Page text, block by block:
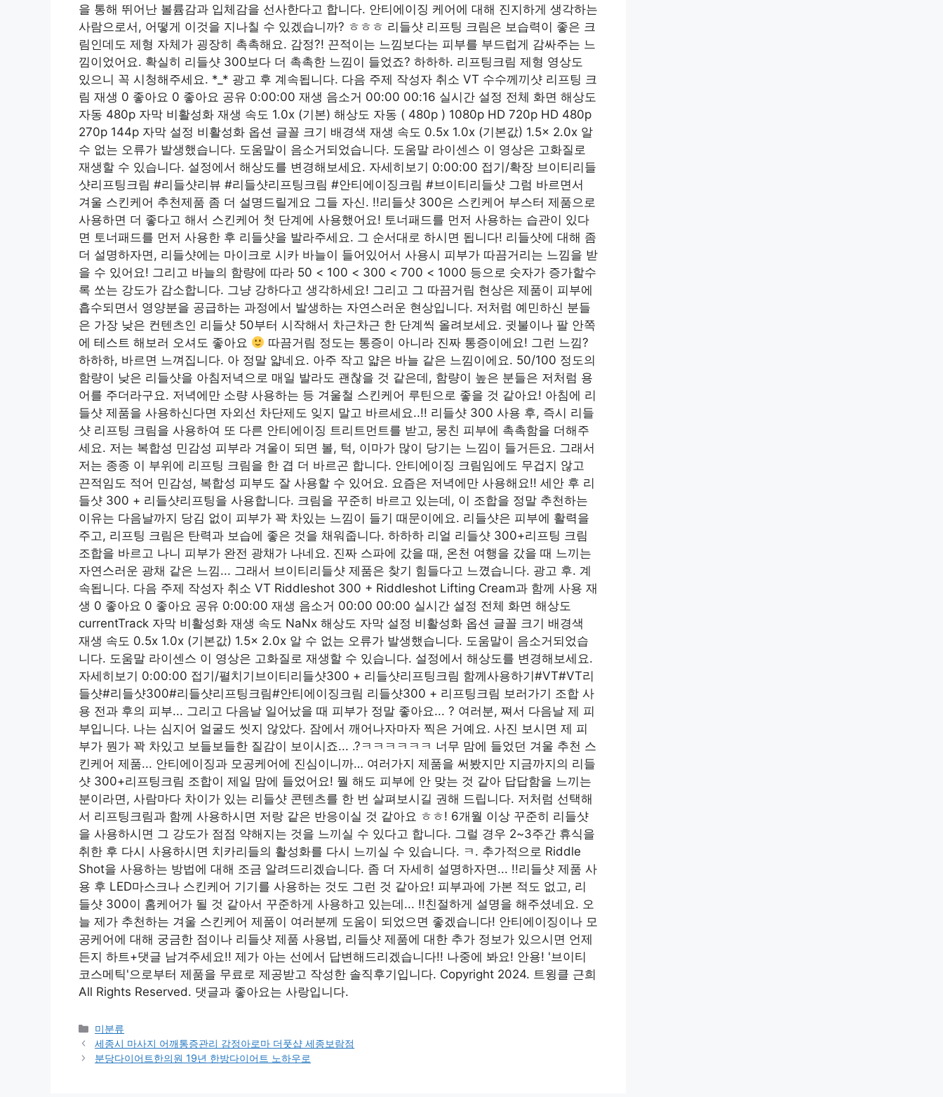
을 통해 뛰어난 볼륨감과 입체감을 선사한다고 합니다. 안티에이징 케어에 대해 진지하게 생각하는
사람으로서, 어떻게 이것을 지나칠 수 있겠습니까? ㅎㅎㅎ 리들샷 리프팅 크림은 보습력이 좋은 크
림인데도 제형 자체가 굉장히 촉촉해요. 감정?! 끈적이는 느낌보다는 피부를 부드럽게 감싸주는 느
낌이었어요. 확실히 리들샷 300보다 더 촉촉한 느낌이 들었죠? 하하하. 리프팅크림 제형 영상도
있으니 꼭 시청해주세요. *_* 광고 후 계속됩니다. 다음 주제 작성자 취소 VT 수수께끼샷 리프팅 크
림 재생 0 좋아요 0 좋아요 공유 0:00:00 재생 음소거 00:00 00:16 실시간 설정 전체 화면 해상도
자동 480p 자막 비활성화 재생 속도 1.0x (기본) 해상도 자동 ( 480p ) 1080p HD 720p HD 480p
270p 144p 자막 설정 비활성화 옵션 글꼴 크기 배경색 재생 속도 ​0.5x 1.0x (기본값) 1.5x 2.0x 알
수 없는 오류가 발생했습니다. 도움말이 음소거되었습니다. 도움말 라이센스 이 영상은 고화질로
재생할 수 있습니다. 설정에서 해상도를 변경해보세요. 자세히보기 0:00:00 접기/확장 브이티리들
샷리프팅크림 #리들샷리뷰 #리들샷리프팅크림 #안티에이징크림 #브이티리들샷 그럼 바르면서
겨울 스킨케어 추천제품 좀 더 설명드릴게요 그들 자신. !!리들샷 300은 스킨케어 부스터 제품으로
사용하면 더 좋다고 해서 스킨케어 첫 단계에 사용했어요! 토너패드를 먼저 사용하는 습관이 있다
면 토너패드를 먼저 사용한 후 리들샷을 발라주세요. 그 순서대로 하시면 됩니다! 리들샷에 대해 좀
더 설명하자면, 리들샷에는 마이크로 시카 바늘이 들어있어서 사용시 피부가 따끔거리는 느낌을 받
을 수 있어요! 그리고 바늘의 함량에 따라 50 < 100 < 300 < 700 < 1000 등으로 숫자가 증가할수
록 쏘는 강도가 감소합니다. 그냥 강하다고 생각하세요! 그리고 그 따끔거림 현상은 제품이 피부에
흡수되면서 영양분을 공급하는 과정에서 발생하는 자연스러운 현상입니다. 저처럼 예민하신 분들
은 가장 낮은 컨텐츠인 리들샷 50부터 시작해서 차근차근 한 단계씩 올려보세요. 귓불이나 팔 안쪽
에 테스트 해보러 오셔도 좋아요
따끔거림 정도는 통증이 아니라 진짜 통증이에요! 그런 느낌?
하하하, 바르면 느껴집니다. 아 정말 얇네요. 아주 작고 얇은 바늘 같은 느낌이에요. 50/100 정도의
함량이 낮은 리들샷을 아침저녁으로 매일 발라도 괜찮을 것 같은데, 함량이 높은 분들은 저처럼 용
어를 주더라구요. 저녁에만 소량 사용하는 등 겨울철 스킨케어 루틴으로 좋을 것 같아요! 아침에 리
들샷 제품을 사용하신다면 자외선 차단제도 잊지 말고 바르세요..!! 리들샷 300 사용 후, 즉시 리들
샷 리프팅 크림을 사용하여 또 다른 안티에이징 트리트먼트를 받고, 뭉친 피부에 촉촉함을 더해주
세요. 저는 복합성 민감성 피부라 겨울이 되면 볼, 턱, 이마가 많이 당기는 느낌이 들거든요. 그래서
저는 종종 이 부위에 리프팅 크림을 한 겹 더 바르곤 합니다. 안티에이징 크림임에도 무겁지 않고
끈적임도 적어 민감성, 복합성 피부도 잘 사용할 수 있어요. 요즘은 저녁에만 사용해요!! 세안 후 리
들샷 300 + 리들샷리프팅을 사용합니다. 크림을 꾸준히 바르고 있는데, 이 조합을 정말 추천하는
이유는 다음날까지 당김 없이 피부가 꽉 차있는 느낌이 들기 때문이에요. 리들샷은 피부에 활력을
주고, 리프팅 크림은 탄력과 보습에 좋은 것을 채워줍니다. 하하하 리얼 리들샷 300+리프팅 크림
조합을 바르고 나니 피부가 완전 광채가 나네요. 진짜 스파에 갔을 때, 온천 여행을 갔을 ​​때 느끼는
자연스러운 광채 같은 느낌... 그래서 브이티리들샷 제품은 찾기 힘들다고 느꼈습니다. 광고 후. 계
속됩니다. 다음 주제 작성자 취소 VT Riddleshot 300 + Riddleshot Lifting Cream과 함께 사용 재
생 0 좋아요 0 좋아요 공유 0:00:00 재생 음소거 00:00 00:00 실시간 설정 전체 화면 해상도
currentTrack 자막 비활성화 재생 속도 NaNx 해상도 자막 설정 비활성화 옵션 글꼴 크기 배경색
재생 속도 ​0.5x 1.0x (기본값) 1.5x 2.0x 알 수 없는 오류가 발생했습니다. 도움말이 음소거되었습
니다. 도움말 라이센스 이 영상은 고화질로 재생할 수 있습니다. 설정에서 해상도를 변경해보세요.
자세히보기 0:00:00 접기/펼치기브이티리들샷300 + 리들샷리프팅크림 함께사용하기#VT#VT리
들샷#리들샷300#리들샷리프팅크림#안티에이징크림 리들샷300 + 리프팅크림 보러가기 조합 사
용 전과 후의 피부... 그리고 다음날 일어났을 때 피부가 정말 좋아요... ? 여러분, 쪄서 다음날 제 피
부입니다. 나는 심지어 얼굴도 씻지 않았다. 잠에서 깨어나자마자 찍은 거예요. 사진 보시면 제 피
부가 뭔가 꽉 차있고 보들보들한 질감이 보이시죠... .?ㅋㅋㅋㅋㅋㅋ 너무 맘에 들었던 겨울 추천 스
킨케어 제품... 안티에이징과 모공케어에 진심이니까… 여러가지 제품을 써봤지만 지금까지의 리들
샷 300+리프팅크림 조합이 제일 맘에 들었어요! 뭘 해도 피부에 안 맞는 것 같아 답답함을 느끼는
분이라면, 사람마다 차이가 있는 리들샷 콘텐츠를 한 번 살펴보시길 권해 드립니다. 저처럼 선택해
서 리프팅크림과 함께 사용하시면 저랑 같은 반응이실 것 같아요 ㅎㅎ! 6개월 이상 꾸준히 리들샷
을 사용하시면 그 강도가 점점 약해지는 것을 느끼실 수 있다고 합니다. 그럴 경우 2~3주간 휴식을
취한 후 다시 사용하시면 치카리들의 활성화를 다시 느끼실 수 있습니다. ㅋ. 추가적으로 Riddle
Shot을 사용하는 방법에 대해 조금 알려드리겠습니다. 좀 더 자세히 설명하자면... !!리들샷 제품 사
용 후 LED마스크나 스킨케어 기기를 사용하는 것도 그런 것 같아요! 피부과에 가본 적도 없고, 리
들샷 300이 홈케어가 될 것 같아서 꾸준하게 사용하고 있는데... !!친절하게 설명을 해주셨네요. 오
늘 제가 추천하는 겨울 스킨케어 제품이 여러분께 도움이 되었으면 좋겠습니다! 안티에이징이나 모
공케어에 대해 궁금한 점이나 리들샷 제품 사용법, 리들샷 제품에 대한 추가 정보가 있으시면 언제
든지 하트+댓글 남겨주세요!! 제가 아는 선에서 답변해드리겠습니다!! 나중에 봐요! 안용! '브이티
코스메틱'으로부터 제품을 무료로 제공받고 작성한 솔직후기입니다. Copyright 2024. 트윙클 근희
All Rights Reserved. 댓글과 좋아요는 사랑입니다.
Categories
미분류
세종시 마사지 어깨통증관리 감정아로마 더풋샵 세종보람점
분당다이어트한의원 19년 한방다이어트 노하우로